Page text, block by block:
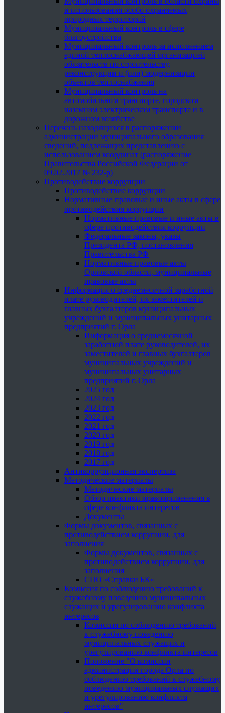
и использования особо охраняемых
природных территорий
Муниципальный контроль в сфере
благоустройства
Муниципальный контроль за исполнением
единой теплоснабжающей организацией
обязательств по строительству,
реконструкции и (или) модернизации
объектов теплоснабжения
Муниципальный контроль на
автомобильном транспорте, городском
наземном электрическом транспорте и в
дорожном хозяйстве
Перечень находящихся в распоряжении
администрации муниципального образования
сведений, подлежащих представлению с
использованием координат (распоряжение
Правительства Российской Федерации от
09.02.2017 № 232-р)
Противодействие коррупции
Противодействие коррупции
Нормативные правовые и иные акты в сфере
противодействия коррупции
Нормативные правовые и иные акты в
сфере противодействия коррупции
Федеральные законы, указы
Президента РФ, постановления
Правительства РФ
Нормативные правовые акты
Орловской области, муниципальные
правовые акты
Информация о среднемесячной заработной
плате руководителей, их заместителей и
главных бухгалтеров муниципальных
учреждений и муниципальных унитарных
предприятий г. Орла
Информация о среднемесячной
заработной плате руководителей, их
заместителей и главных бухгалтеров
муниципальных учреждений и
муниципальных унитарных
предприятий г. Орла
2025 год
2024 год
2023 год
2022 год
2021 год
2020 год
2019 год
2018 год
2017 год
Антикоррупционная экспертиза
Методические материалы
Методические материалы
Обзор практики правоприменения в
сфере конфликта интересов
Документы
Формы документов, связанных с
противодействием коррупции, для
заполнения
Формы документов, связанных с
противодействием коррупции, для
заполнения
СПО «Справки БК»
Комиссия по соблюдению требований к
служебному поведению муниципальных
служащих и урегулированию конфликта
интересов
Комиссия по соблюдению требований
к служебному поведению
муниципальных служащих и
урегулированию конфликта интересов
Положение "О комиссии
администрации города Орла по
соблюдению требований к служебному
поведению муниципальных служащих
и урегулированию конфликта
интересов"